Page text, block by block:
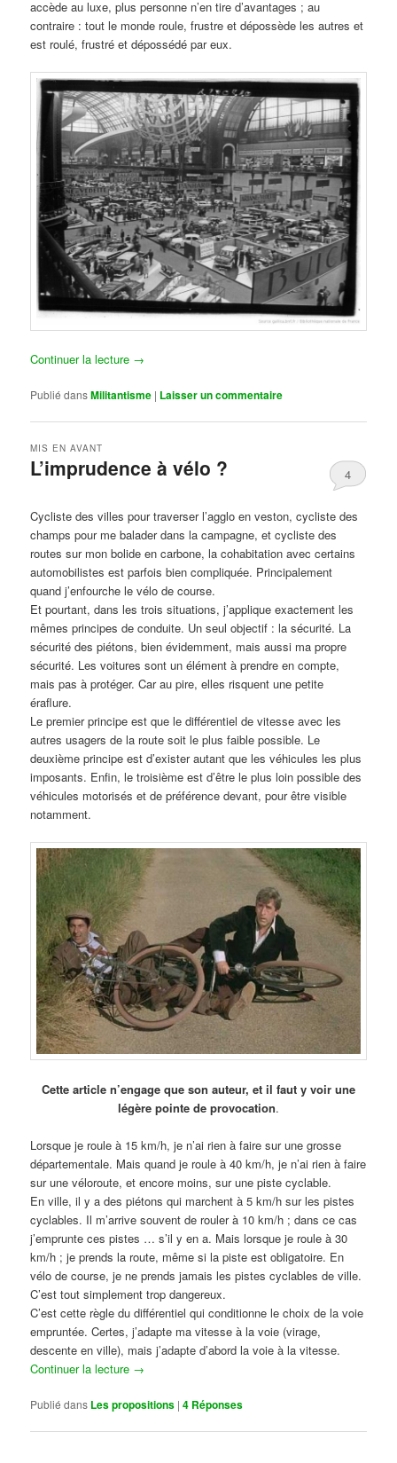
accède au luxe, plus personne n’en tire d’avantages ; au
contraire : tout le monde roule, frustre et dépossède les autres et
est roulé, frustré et dépossédé par eux.
Continuer la lecture →
Publié dansMilitantisme | Laisser un commentaire
L’imprudence à vélo ?
MIS EN AVANT
4
Cycliste des villes pour traverser l’agglo en veston, cycliste des
champs pour me balader dans la campagne, et cycliste des
routes sur mon bolide en carbone, la cohabitation avec certains
automobilistes est parfois bien compliquée. Principalement
quand j’enfourche le vélo de course.
Et pourtant, dans les trois situations, j’applique exactement les
mêmes principes de conduite. Un seul objectif : la sécurité. La
sécurité des piétons, bien évidemment, mais aussi ma propre
sécurité. Les voitures sont un élément à prendre en compte,
mais pas à protéger. Car au pire, elles risquent une petite
éraflure.
Le premier principe est que le différentiel de vitesse avec les
autres usagers de la route soit le plus faible possible. Le
deuxième principe est d’exister autant que les véhicules les plus
imposants. Enfin, le troisième est d’être le plus loin possible des
véhicules motorisés et de préférence devant, pour être visible
notamment.
Cette article n’engage que son auteur, et il faut y voir une
légère pointe de provocation.
Lorsque je roule à 15 km/h, je n’ai rien à faire sur une grosse
départementale. Mais quand je roule à 40 km/h, je n’ai rien à faire
sur une véloroute, et encore moins, sur une piste cyclable.
En ville, il y a des piétons qui marchent à 5 km/h sur les pistes
cyclables. Il m’arrive souvent de rouler à 10 km/h ; dans ce cas
j’emprunte ces pistes … s’il y en a. Mais lorsque je roule à 30
km/h ; je prends la route, même si la piste est obligatoire. En
vélo de course, je ne prends jamais les pistes cyclables de ville.
C’est tout simplement trop dangereux.
C’est cette règle du différentiel qui conditionne le choix de la voie
empruntée. Certes, j’adapte ma vitesse à la voie (virage,
descente en ville), mais j’adapte d’abord la voie à la vitesse.
Continuer la lecture →
Publié dans Les propositions |4 Réponses